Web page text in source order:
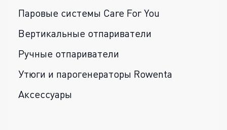
Паровые системы Care For You
Вертикальные отпариватели
Ручные отпариватели
Утюги и парогенераторы Rowenta
Аксессуары